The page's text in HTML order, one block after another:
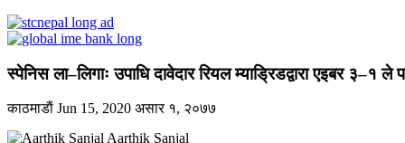
स्पेनिस ला–लिगाः उपाधि दावेदार रियल म्याड्रिडद्वारा एइबर ३–१ ले
काठमाडाैं Jun 15, 2020 असार १, २०७७
Aarthik Sanjal